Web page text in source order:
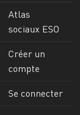
Atlas
sociaux ESO
Créer un
compte
Se connecter